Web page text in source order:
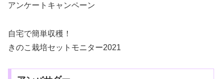
アンケートキャンペーン
自宅で簡単収穫！
きのこ栽培セットモニター2021